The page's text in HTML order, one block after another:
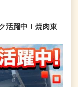
活躍中！焼肉東